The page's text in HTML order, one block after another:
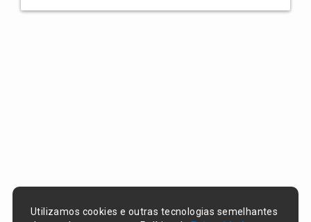
Utilizamos cookies e outras tecnologias semelhantes